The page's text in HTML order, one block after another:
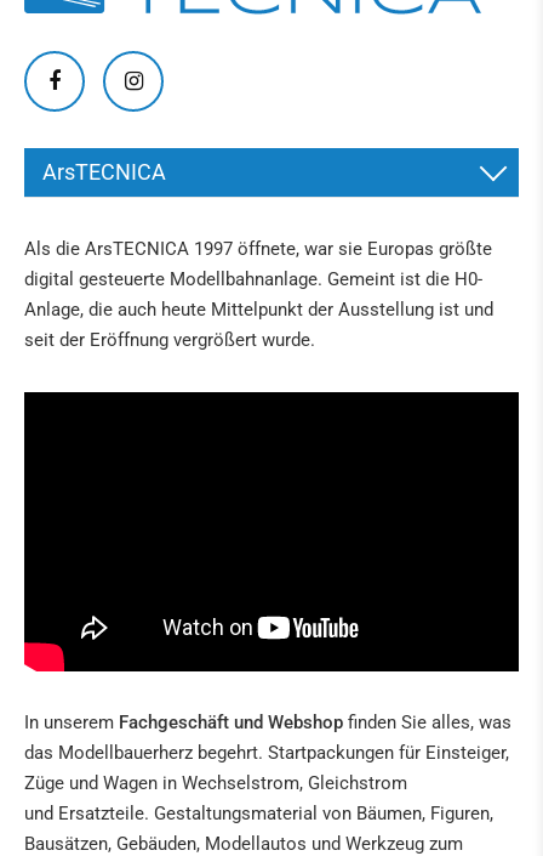
ArsTECNICA
IN DER PRESSE
Als die ArsTECNICA 1997 öffnete, war sie Europas größte
digital gesteuerte Modellbahnanlage. Gemeint ist die H0-
Anlage, die auch heute Mittelpunkt der Ausstellung ist und
seit der Eröffnung vergrößert wurde.
In unserem Fachgeschäft und Webshop finden Sie alles, was
das Modellbauerherz begehrt. Startpackungen für Einsteiger,
Züge und Wagen in Wechselstrom, Gleichstrom
und Ersatzteile. Gestaltungsmaterial von Bäumen, Figuren,
Bausätzen, Gebäuden, Modellautos und Werkzeug zum